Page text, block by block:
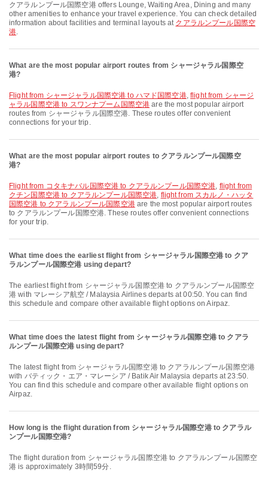
クアラルンプール国際空港 offers Lounge, Waiting Area, Dining and many
other amenities to enhance your travel experience. You can check detailed
information about facilities and terminal layouts at クアラルンプール国際空
港.
What are the most popular airport routes from シャージャラル国際空
港?
flight from シャージャラル国際空港 to ハマド国際空港,flight from シャージ
ャラル国際空港 to スワンナプーム国際空港 are the most popular airport
routes from シャージャラル国際空港. These routes offer convenient
connections for your trip.
What are the most popular airport routes to クアラルンプール国際空
港?
flight from コタキナバル国際空港 to クアラルンプール国際空港, flight from
クチン国際空港 to クアラルンプール国際空港, flight from スカルノ・ハッタ
国際空港 to クアラルンプール国際空港are the most popular airport routes
to クアラルンプール国際空港. These routes offer convenient connections
for your trip.
What time does the earliest flight from シャージャラル国際空港 to クア
ラルンプール国際空港 using depart?
The earliest flight from シャージャラル国際空港 to クアラルンプール国際空
港 with マレーシア航空 / Malaysia Airlines departs at 00:50. You can find
this schedule and compare other available flight options on Airpaz.
What time does the latest flight from シャージャラル国際空港 to クアラ
ルンプール国際空港 using depart?
The latest flight from シャージャラル国際空港 to クアラルンプール国際空港
with バティック・エア・マレーシア / Batik Air Malaysia departs at 23:50.
You can find this schedule and compare other available flight options on
Airpaz.
How long is the flight duration from シャージャラル国際空港 to クアラル
ンプール国際空港?
The flight duration from シャージャラル国際空港 to クアラルンプール国際空
港 is approximately 3時間59分.